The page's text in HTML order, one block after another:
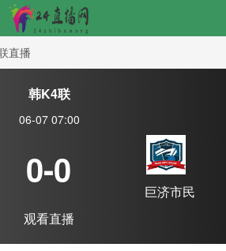
直播
韩K4联
06-07 07:00
0-0
巨济市民
观看直播